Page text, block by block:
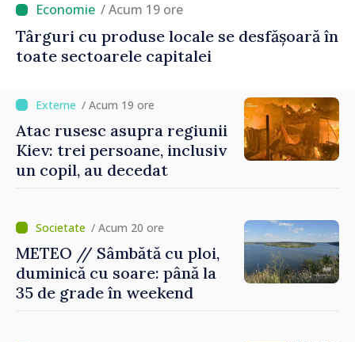
/ Acum 19 ore
Târguri cu produse locale se desfășoară în
toate sectoarele capitalei
/ Acum 19 ore
Atac rusesc asupra regiunii
Kiev: trei persoane, inclusiv
un copil, au decedat
/ Acum 20 ore
METEO // Sâmbătă cu ploi,
duminică cu soare: până la
35 de grade în weekend